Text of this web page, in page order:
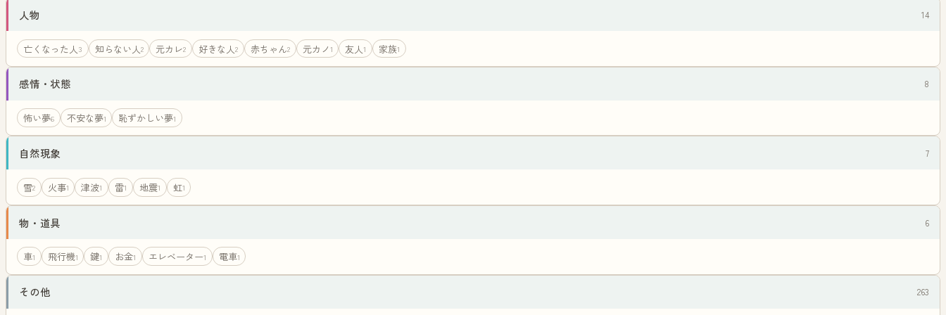
人物 14
亡くなった人 3 知らない人2 元カレ2 好きな人2 赤ちゃん2 元カノ1 友人1 家族1
感情・状態 8
怖い夢6 不安な夢1 恥ずかしい夢1
自然現象 7
雪2 火事1 津波1 雷1 地震1 虹1
物・道具 6
車1 飛行機1 鍵1 お金1 エレベーター1 電車1
その他 263